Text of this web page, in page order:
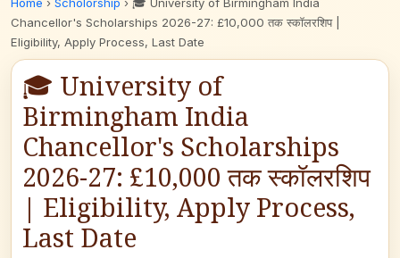
Chancellor's Scholarships 2026-27: £10,000 तक स्कॉलरशिप |
Eligibility, Apply Process, Last Date
🎓 University of
Birmingham India
Chancellor's Scholarships
2026-27: £10,000 तक स्कॉलरशिप
| Eligibility, Apply Process,
Last Date